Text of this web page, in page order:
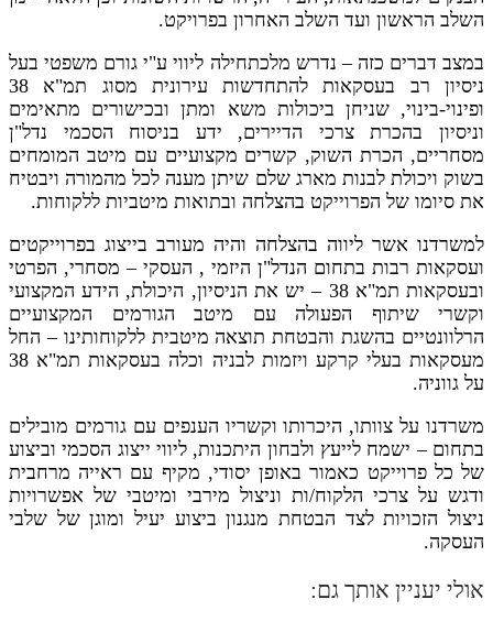
השלב הראשון ועד השלב האחרון בפרויקט.
במצב דברים כזה – נדרש מלכתחילה ליווי ע"י גורם משפטי בעל
ניסיון רב בעסקאות להתחדשות עירונית מסוג תמ"א 38
ופינוי-בינוי, שניחן ביכולות משא ומתן ובכישורים מתאימים
וניסיון בהכרת צרכי הדיירים, ידע בניסוח הסכמי נדל"ן
מסחריים, הכרת השוק, קשרים מקצועיים עם מיטב המומחים
בשוק ויכולת לבנות מארג שלם שיתן מענה לכל מהמורה ויבטיח
את סיומו של הפרוייקט בהצלחה ובתואות מיטביות ללקוחות.
למשרדנו אשר ליווה בהצלחה והיה מעורב בייצוג בפרוייקטים
ועסקאות רבות בתחום הנדל"ן היזמי , העסקי – מסחרי, הפרטי
ובעסקאות תמ"א 38 – יש את הניסיון, היכולת, הידע המקצועי
וקשרי שיתוף הפעולה עם מיטב הגורמים המקצועיים
הרלוונטיים בהשגת והבטחת תוצאה מיטבית ללקוחותינו – החל
מעסקאות בעלי קרקע ויזמות לבניה וכלה בעסקאות תמ"א 38
על גווניה.
משרדנו על צוותו, היכרותו וקשריו הענפים עם גורמים מובילים
בתחום – ישמח לייעץ ולבחון היתכנות, ליווי ייצוג הסכמי וביצוע
של כל פרוייקט כאמור באופן יסודי, מקיף עם ראייה מרחבית
ודגש על צרכי הלקוח/ות וניצול מירבי ומיטבי של אפשרויות
ניצול הזכויות לצד הבטחת מנגנון ביצוע יעיל ומוגן של שלבי
העסקה.
אולי יעניין אותך גם: